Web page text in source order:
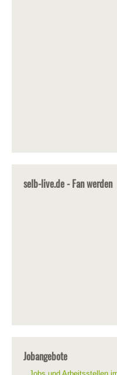
selb-live.de - Fan werden
Jobangebote